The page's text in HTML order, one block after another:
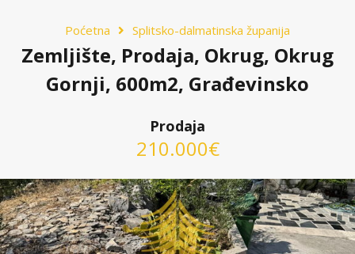
Poćetna Splitsko-dalmatinska županija
Zemljište, Prodaja, Okrug, Okrug
Gornji, 600m2, Građevinsko
Prodaja
210.000€